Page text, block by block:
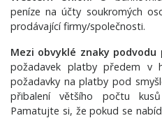
peníze na účty soukromých
prodávající firmy/společnosti.
Mezi obvyklé znaky
požadavek platby předem v
požadavky na platby pod
přibalení většího počtu
Pamatujte si, že pokud se